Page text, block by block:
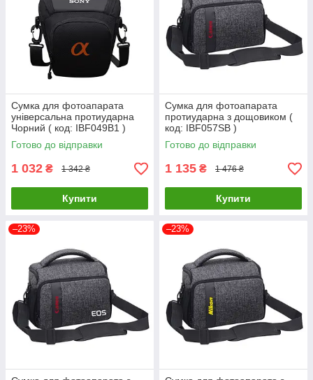
Сумка для фотоапарата
універсальна протиударна
Чорний ( код: IBF049B1 )
Готово до відправки
1 032 ₴ 1 342 ₴
Купити
Сумка для фотоапарата
протиударна з дощовиком (
код: IBF057SB )
Готово до відправки
1 135 ₴ 1 476 ₴
Купити
–23% –23%